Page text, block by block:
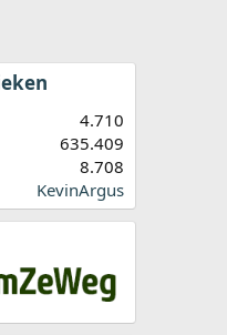
4.710
635.409
8.708
KevinArgus